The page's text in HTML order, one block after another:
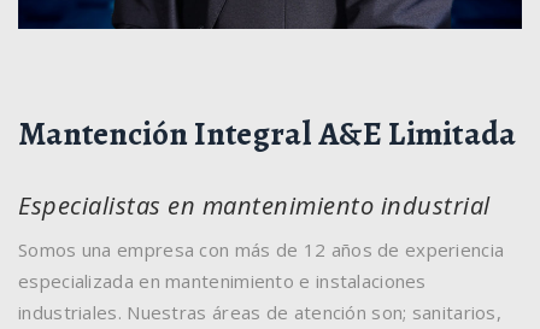
Mantención Integral A&E Limitada
Especialistas en mantenimiento industrial
Somos una empresa con más de 12 años de experiencia
especializada en mantenimiento e instalaciones
industriales. Nuestras áreas de atención son; sanitarios,